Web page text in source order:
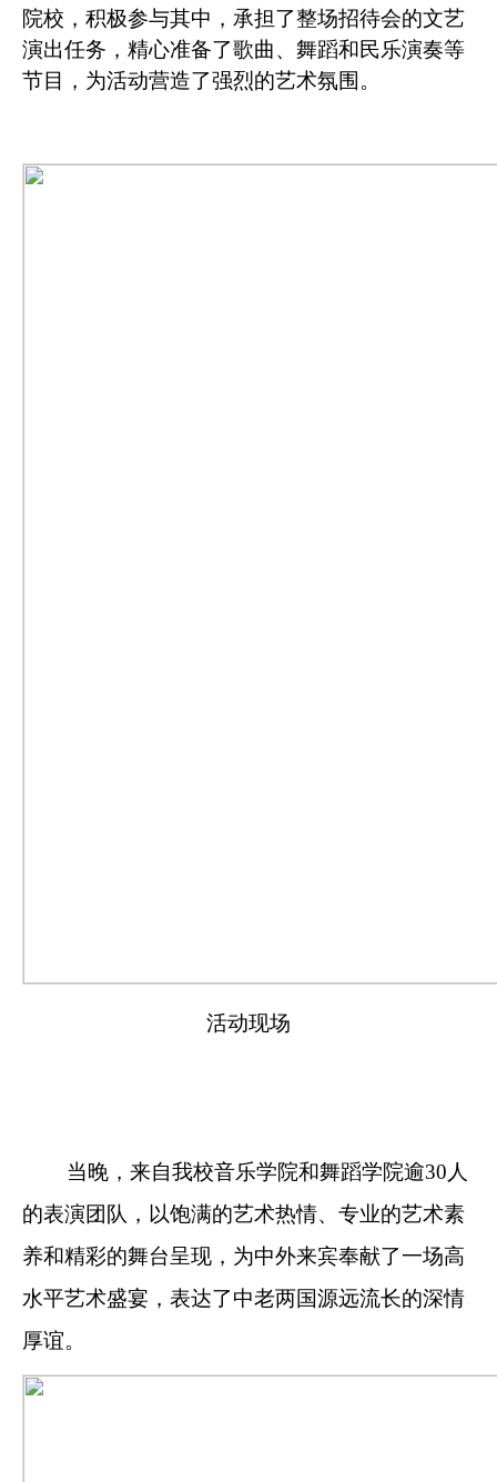
院校，积极参与其中，承担了整场招待会的文艺
演出任务， 精心准备了歌曲、舞蹈和民乐演奏等
节目， 为活动营造了强烈的艺术氛围。
活动现场
当晚，来自我校音乐学院和舞蹈学院逾30人
的表演团队，以饱满的艺术热情、专业的艺术素
养和精彩的舞台呈现，为中外来宾奉献了一场高
水平艺术盛宴，表达了中老两国源远流长的深情
厚谊。